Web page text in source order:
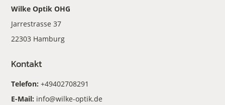
Wilke Optik OHG
Jarrestrasse 37
22303 Hamburg
Kontakt
Telefon:+49402708291
E-Mail: info@wilke-optik.de